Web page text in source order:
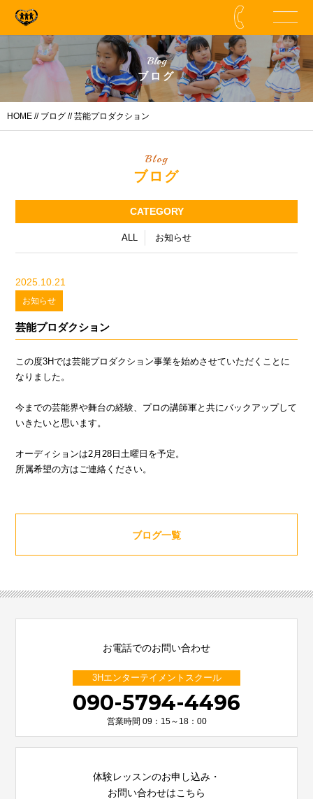
Blog
ブログ
HOME // ブログ // 芸能プロダクション
Blog
ブログ
CATEGORY
ALL お知らせ
2025.10.21
お知らせ
芸能プロダクション
この度3Hでは芸能プロダクション事業を始めさせていただくことに
なりました。
今までの芸能界や舞台の経験、プロの講師軍と共にバックアップして
いきたいと思います。
オーディションは2月28日土曜日を予定。
所属希望の方はご連絡ください。
ブログ一覧
お電話でのお問い合わせ
3Hエンターテイメントスクール
090-5794-4496
営業時間 09：15～18：00
体験レッスンのお申し込み・
お問い合わせはこちら